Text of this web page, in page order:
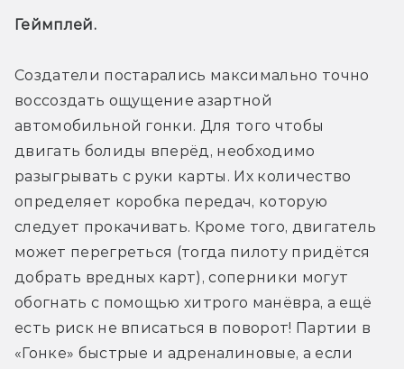
Геймплей.
Создатели постарались максимально точно
воссоздать ощущение азартной
автомобильной гонки. Для того чтобы
двигать болиды вперёд, необходимо
разыгрывать с руки карты. Их количество
определяет коробка передач, которую
следует прокачивать. Кроме того, двигатель
может перегреться (тогда пилоту придётся
добрать вредных карт), соперники могут
обогнать с помощью хитрого манёвра, а ещё
есть риск не вписаться в поворот! Партии в
«Гонке» быстрые и адреналиновые, а если